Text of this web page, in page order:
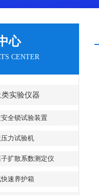
心
CENTER
实验仪器
安全锁试验装置
力试验机
扩散系数测定仪
速养护箱